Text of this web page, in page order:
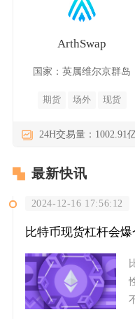
ArthSwap
国家：英属维尔京群岛
期货 场外 现货
24H交易量：1002.91
最新快讯
2024-12-16 17:56:12
比特币现货杠杆会